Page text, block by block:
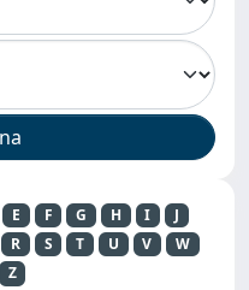
E F G H I
J
R S T U V
W
Z